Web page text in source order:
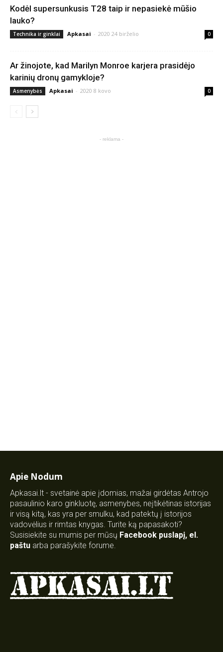
Kodėl supersunkusis T28 taip ir nepasiekė mūšio
lauko?
Technika ir ginklai Apkasai - 2020 24 birželio 0
Ar žinojote, kad Marilyn Monroe karjera prasidėjo
karinių dronų gamykloje?
Asmenybės Apkasai - 2020 8 kovo 0
- reklama -
Apie Nodum
Apkasai.lt - svetainė apie įdomias, mažai girdėtas Antrojo
pasaulinio karo ginkluotę, asmenybes, neįtikėtinas istorijas
ir visą kitą, kas yra per smulku, kad patektų į istorijos
vadovėlius ir rimtas knygas. Turite ką papasakoti?
Susisiekite su mumis per mūsų Facebook puslapį, el.
paštu arba parašykite forume.